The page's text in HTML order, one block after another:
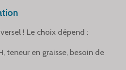
! Le choix dépend :
teneur en graisse, besoin de